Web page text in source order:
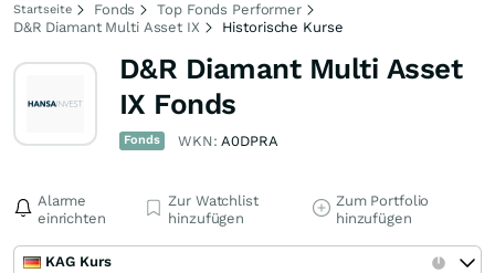
Startseite Fonds
Top Fonds Performer
D&R Diamant Multi Asset IX
Historische Kurse
D&R Diamant Multi Asset
IX Fonds
Fonds WKN:A0DPRA
Alarme
einrichten
Zur Watchlist
hinzufügen
Zum Portfolio
hinzufügen
KAG Kurs